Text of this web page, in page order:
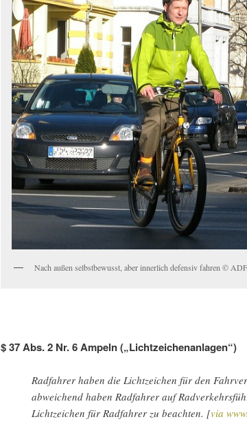
Nach außen selbstbewusst, aber innerlich defensiv fahren ©
$ 37 Abs. 2 Nr. 6 Ampeln („Lichtzeichenanlagen“)
Radfahrer haben die Lichtzeichen für den
abweichend haben Radfahrer auf
Lichtzeichen für Radfahrer zu beachten. [via